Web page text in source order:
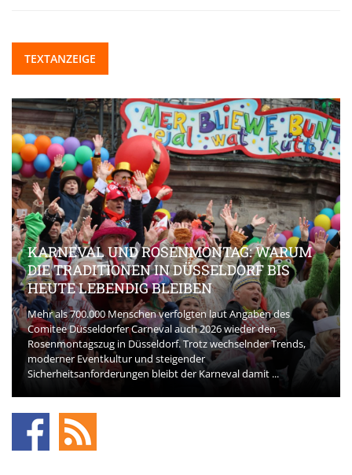
TEXTANZEIGE
KARNEVAL UND ROSENMONTAG: WARUM
DIE TRADITIONEN IN DÜSSELDORF BIS
HEUTE LEBENDIG BLEIBEN
Mehr als 700.000 Menschen verfolgten laut Angaben des
Comitee Düsseldorfer Carneval auch 2026 wieder den
Rosenmontagszug in Düsseldorf. Trotz wechselnder Trends,
moderner Eventkultur und steigender
Sicherheitsanforderungen bleibt der Karneval damit ...